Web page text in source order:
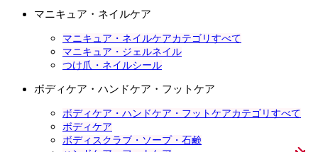
マニキュア・ネイルケア
マニキュア・ネイルケアカテゴリすべて
マニキュア・ジェルネイル
つけ爪・ネイルシール
ボディケア・ハンドケア・フットケア
ボディケア・ハンドケア・フットケアカテゴリすべて
ボディケア
ボディスクラブ・ソープ・石鹸